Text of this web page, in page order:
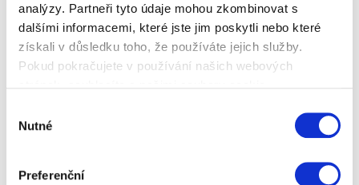
analýzy. Partneři tyto údaje mohou zkombinovat s
dalšími informacemi, které jste jim poskytli nebo které
získali v důsledku toho, že používáte jejich služby.
Pokud pokračujete v používání našich webových
souhlasu
Nutné
Preferenční